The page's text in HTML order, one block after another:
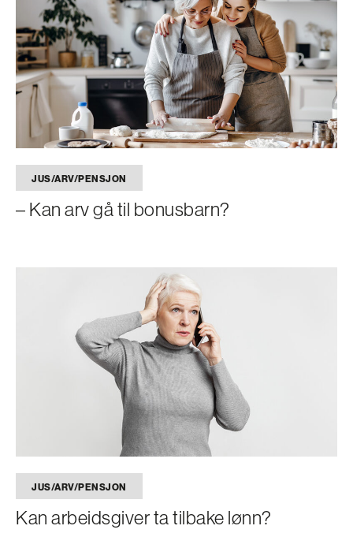
JUS/ARV/PENSJON
– Kan arv gå til bonusbarn?
JUS/ARV/PENSJON
Kan arbeidsgiver ta tilbake lønn?